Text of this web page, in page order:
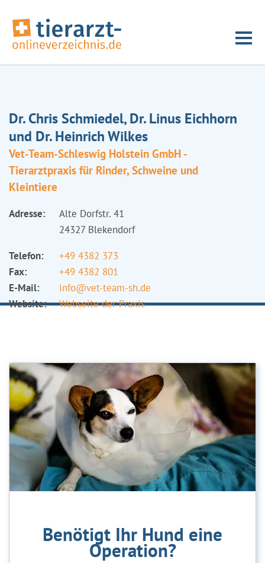
Dr. Chris Schmiedel, Dr. Linus Eichhorn
und Dr. Heinrich Wilkes
Vet-Team-Schleswig Holstein GmbH -
Tierarztpraxis für Rinder, Schweine und
Kleintiere
Adresse:
Alte Dorfstr. 41
24327 Blekendorf
Telefon:
+49 4382 373
Fax:
+49 4382 801
E-Mail:
info@vet-team-sh.de
Website:
Webseite der Praxis
Benötigt Ihr Hund eine
Operation?